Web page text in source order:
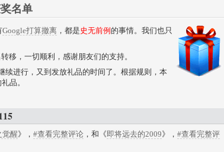
名单
Google打算撤离 ，都是史无前例 的事情。我们也只
移，一切顺利，感谢朋友们的支持。
续进行，又到发放礼品的时间了。根据规则，本
品。
觉醒》， #查看完整评论 ，和《即将远去的2009》， #查看完整评